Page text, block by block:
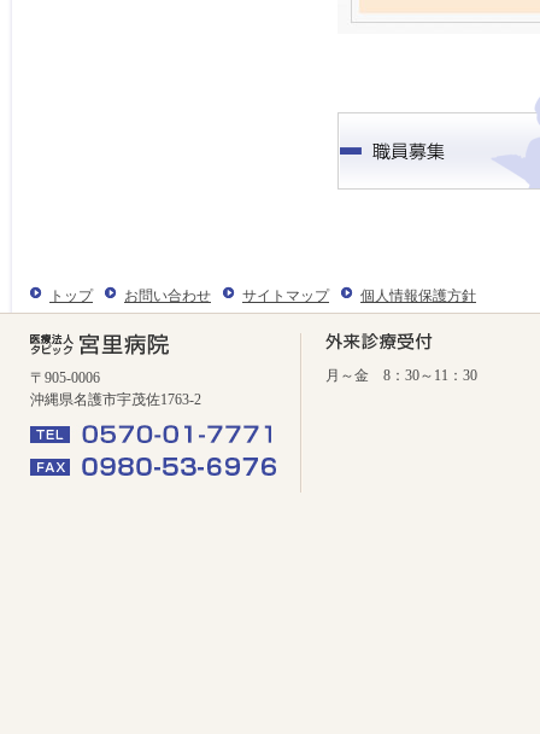
トップ お問い合わせ サイトマップ 個人情報保護方針
〒905-0006
沖縄県名護市宇茂佐1763-2
月～金 8：30～11：30